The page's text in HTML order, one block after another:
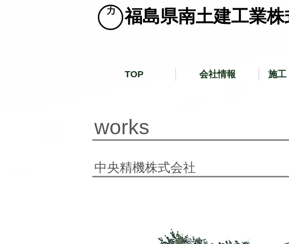
福島県南土建工業株
TOP 会社情報 施工
​works
​中央精機株式会社